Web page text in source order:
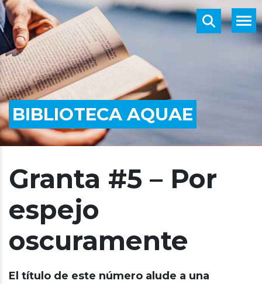
BIBLIOTECA AQUAE
Granta #5 – Por
espejo
oscuramente
El título de este número alude a una